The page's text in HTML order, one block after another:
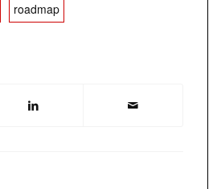
roadmap